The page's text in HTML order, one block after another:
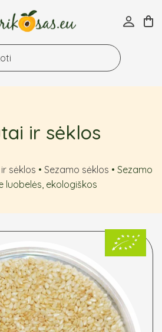
ir sėklos
sėklos • Sezamo sėklos • Sezamo
luobelės, ekologiškos